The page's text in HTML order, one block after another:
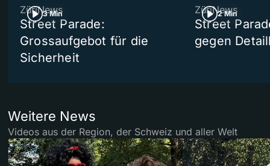
3 Min
ZüriNews
Street Parade:
Grossaufgebot für die
Sicherheit
2 Min
ZüriNews
Street
gegen
Weitere News
Videos aus der Region, der Schweiz und aller Welt